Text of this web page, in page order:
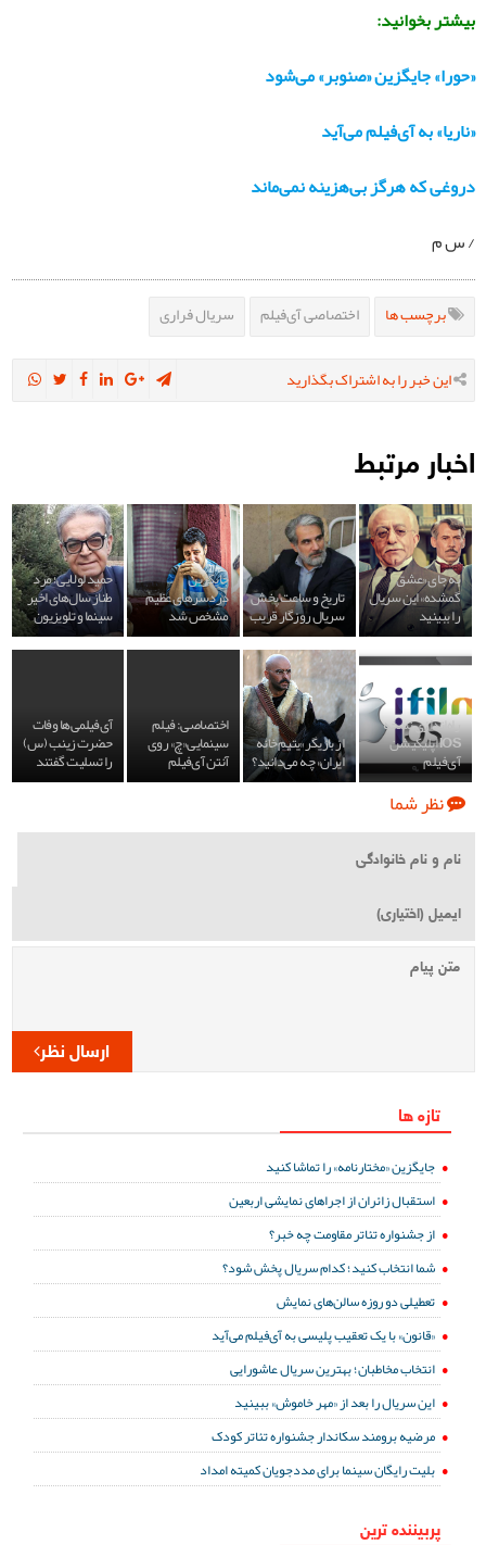
بیشتر بخوانید:
«حورا» جایگزین «صنوبر» می‌شود
«ناریا» به آی‌فیلم می‌آید
دروغی که هرگز بی‌هزینه نمی‌ماند
/ س م
برچسب ها اختصاصی آی‌فیلم سریال فراری
این خبر را به اشتراک بگذارید
اخبار مرتبط
به جای «عشق
گمشده» این سریال
را ببینید
تاریخ و ساعت پخش
سریال روزگار قریب
جایگزین
دردسرهای عظیم
مشخص شد
حمید لولایی؛ مرد
طناز سال‌های اخیر
سینما و تلویزیون
راه‌اندازی نسخه
iOS اپلیکیشن
آی‌فیلم
از بازیگر «یتیم‌خانه
ایران» چه می‌دانید؟
اختصاصی: فیلم
سینمایی «چ» روی
آنتن آی‌فیلم
آی‌فیلمی‌ها وفات
حضرت زینب (س)
را تسلیت گفتند
نظر شما
ارسال نظر
تازه ها
جایگزین «مختارنامه» را تماشا کنید
استقبال زائران از اجراهای نمایشی اربعین
از جشنواره تئاتر مقاومت چه خبر؟
شما انتخاب کنید؛ کدام سریال پخش شود؟
تعطیلی دو روزه سالن‌های نمایش
«قانون» با یک تعقیب پلیسی به آی‌فیلم می‌آید
انتخاب مخاطبان؛ بهترین سریال عاشورایی
این سریال را بعد از «مهر خاموش» ببینید
مرضیه برومند سکاندار جشنواره تئاتر کودک
بلیت رایگان سینما برای مددجویان کمیته امداد
پربیننده ترین